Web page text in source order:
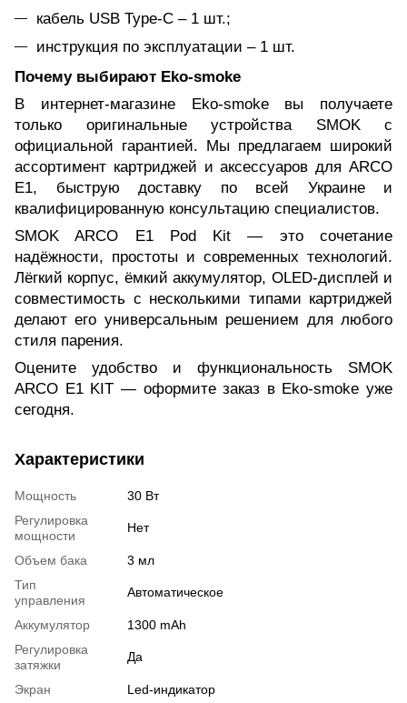
кабель USB Type-C – 1 шт.;
инструкция по эксплуатации – 1 шт.
Почему выбирают Eko-smoke
В интернет-магазине Eko-smoke вы получаете
только оригинальные устройства SMOK с
официальной гарантией. Мы предлагаем широкий
ассортимент картриджей и аксессуаров для ARCO
E1, быструю доставку по всей Украине и
квалифицированную консультацию специалистов.
SMOK ARCO E1 Pod Kit — это сочетание
надёжности, простоты и современных технологий.
Лёгкий корпус, ёмкий аккумулятор, OLED-дисплей и
совместимость с несколькими типами картриджей
делают его универсальным решением для любого
стиля парения.
Оцените удобство и функциональность SMOK
ARCO E1 KIT — оформите заказ в Eko-smoke уже
сегодня.
Характеристики
Мощность
30 Вт
Регулировка
мощности
Нет
Объем бака
3 мл
Тип
управления
Автоматическое
Аккумулятор
1300 mAh
Регулировка
затяжки
Да
Экран
Led-индикатор